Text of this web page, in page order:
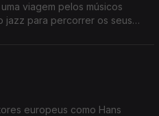
viagem pelos músicos
jazz para percorrer os seus
europeus como Hans